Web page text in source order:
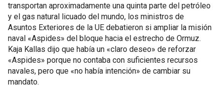
transportan aproximadamente una quinta parte del petróleo
y el gas natural licuado del mundo, los ministros de
Asuntos Exteriores de la UE debatieron si ampliar la misión
naval «Aspides» del bloque hacia el estrecho de Ormuz.
Kaja Kallas dijo que había un «claro deseo» de reforzar
«Aspides» porque no contaba con suficientes recursos
navales, pero que «no había intención» de cambiar su
mandato.